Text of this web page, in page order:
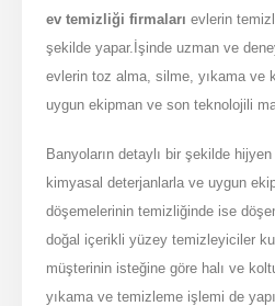
ev temizliği firmalarıevlerin
şekilde yapar.İşinde uzman ve
evlerin toz alma, silme, yıkama ve
uygun ekipman ve son teknolojili
Banyoların detaylı bir şekilde
kimyasal deterjanlarla ve uygun
döşemelerinin temizliğinde ise
doğal içerikli yüzey temizleyiciler
müşterinin isteğine göre halı ve
yıkama ve temizleme işlemi de